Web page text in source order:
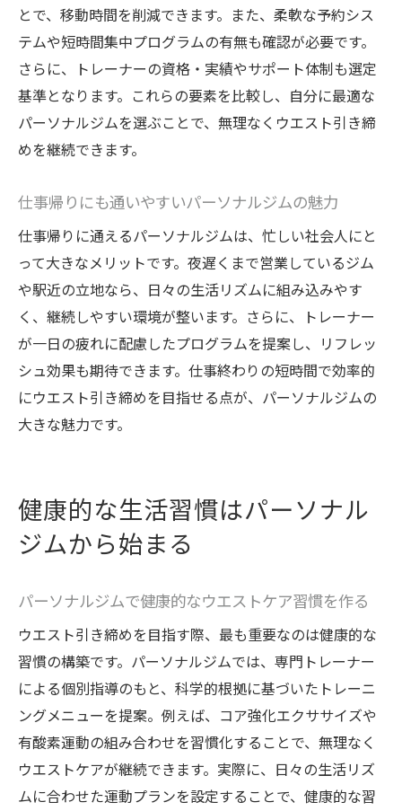
とで、移動時間を削減できます。また、柔軟な予約シス
テムや短時間集中プログラムの有無も確認が必要です。
さらに、トレーナーの資格・実績やサポート体制も選定
基準となります。これらの要素を比較し、自分に最適な
パーソナルジムを選ぶことで、無理なくウエスト引き締
めを継続できます。
仕事帰りにも通いやすいパーソナルジムの魅力
仕事帰りに通えるパーソナルジムは、忙しい社会人にと
って大きなメリットです。夜遅くまで営業しているジム
や駅近の立地なら、日々の生活リズムに組み込みやす
く、継続しやすい環境が整います。さらに、トレーナー
が一日の疲れに配慮したプログラムを提案し、リフレッ
シュ効果も期待できます。仕事終わりの短時間で効率的
にウエスト引き締めを目指せる点が、パーソナルジムの
大きな魅力です。
健康的な生活習慣はパーソナル
ジムから始まる
パーソナルジムで健康的なウエストケア習慣を作る
ウエスト引き締めを目指す際、最も重要なのは健康的な
習慣の構築です。パーソナルジムでは、専門トレーナー
による個別指導のもと、科学的根拠に基づいたトレーニ
ングメニューを提案。例えば、コア強化エクササイズや
有酸素運動の組み合わせを習慣化することで、無理なく
ウエストケアが継続できます。実際に、日々の生活リズ
ムに合わせた運動プランを設定することで、健康的な習